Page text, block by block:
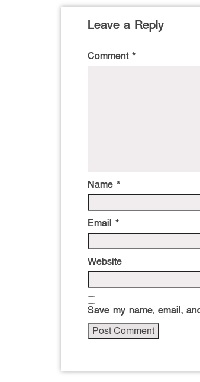
Leave a Reply
Comment *
Name *
Email *
Website
Save my name, email,